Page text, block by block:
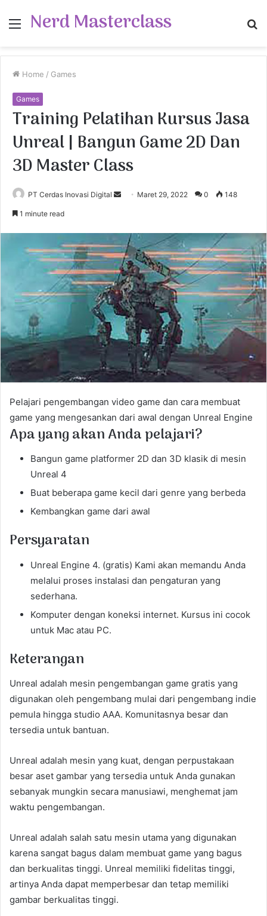
Menu
Nerd Masterclass
Home / Games
Games
Training Pelatihan Kursus Jasa
Unreal | Bangun Game 2D Dan
3D Master Class
PT Cerdas Inovasi Digital
a
n
e
m
a
i
l
Maret 29, 2022 0 148
1 minute read
Pelajari pengembangan video game dan cara membuat
game yang mengesankan dari awal dengan Unreal Engine
Apa yang akan Anda pelajari?
Bangun game platformer 2D dan 3D klasik di mesin
Unreal 4
Buat beberapa game kecil dari genre yang berbeda
Kembangkan game dari awal
Persyaratan
Unreal Engine 4. (gratis) Kami akan memandu Anda
melalui proses instalasi dan pengaturan yang
sederhana.
Komputer dengan koneksi internet. Kursus ini cocok
untuk Mac atau PC.
Keterangan
Unreal adalah mesin pengembangan game gratis yang
digunakan oleh pengembang mulai dari pengembang indie
pemula hingga studio AAA. Komunitasnya besar dan
tersedia untuk bantuan.
Unreal adalah mesin yang kuat, dengan perpustakaan
besar aset gambar yang tersedia untuk Anda gunakan
sebanyak mungkin secara manusiawi, menghemat jam
waktu pengembangan.
Unreal adalah salah satu mesin utama yang digunakan
karena sangat bagus dalam membuat game yang bagus
dan berkualitas tinggi. Unreal memiliki fidelitas tinggi,
artinya Anda dapat memperbesar dan tetap memiliki
gambar berkualitas tinggi.